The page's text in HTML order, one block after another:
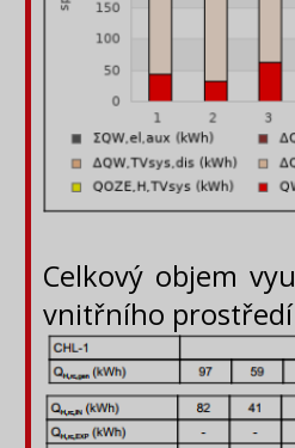
Celkový objem
vnitřního